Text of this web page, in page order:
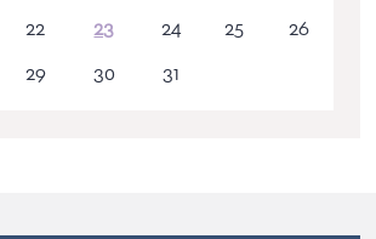
22 23 24 25
26
29 30 31